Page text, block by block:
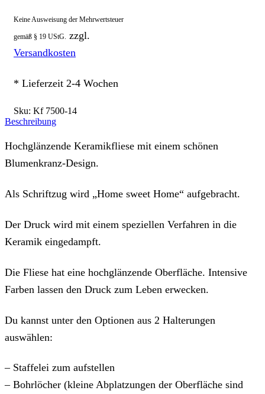
Keine Ausweisung der Mehrwertsteuer
gemäß § 19 UStG. zzgl.
Versandkosten
* Lieferzeit 2-4 Wochen
Sku: Kf 7500-14
Beschreibung
Hochglänzende Keramikfliese mit einem schönen
Blumenkranz-Design.
Als Schriftzug wird „Home sweet Home“ aufgebracht.
Der Druck wird mit einem speziellen Verfahren in die
Keramik eingedampft.
Die Fliese hat eine hochglänzende Oberfläche. Intensive
Farben lassen den Druck zum Leben erwecken.
Du kannst unter den Optionen aus 2 Halterungen
auswählen:
– Staffelei zum aufstellen
– Bohrlöcher (kleine Abplatzungen der Oberfläche sind